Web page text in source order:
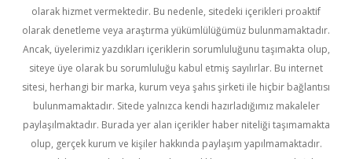
olarak hizmet vermektedir. Bu nedenle, sitedeki içerikleri proaktif
olarak denetleme veya araştırma yükümlülüğümüz bulunmamaktadır.
Ancak, üyelerimiz yazdıkları içeriklerin sorumluluğunu taşımakta olup,
siteye üye olarak bu sorumluluğu kabul etmiş sayılırlar. Bu internet
sitesi, herhangi bir marka, kurum veya şahıs şirketi ile hiçbir bağlantısı
bulunmamaktadır. Sitede yalnızca kendi hazırladığımız makaleler
paylaşılmaktadır. Burada yer alan içerikler haber niteliği taşımamakta
olup, gerçek kurum ve kişiler hakkında paylaşım yapılmamaktadır.